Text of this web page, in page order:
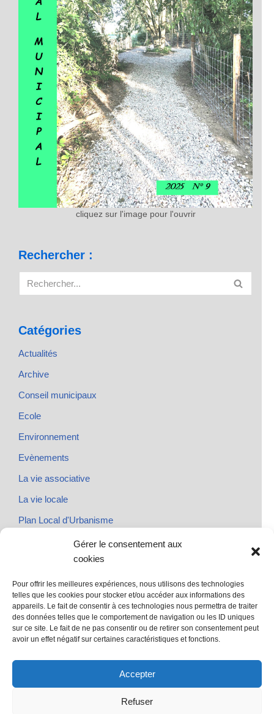
Gérer le consentement aux
cookies
Pour offrir les meilleures expériences, nous utilisons des technologies
telles que les cookies pour stocker et/ou accéder aux informations des
appareils. Le fait de consentir à ces technologies nous permettra de traiter
des données telles que le comportement de navigation ou les ID uniques
sur ce site. Le fait de ne pas consentir ou de retirer son consentement peut
avoir un effet négatif sur certaines caractéristiques et fonctions.
Accepter
Refuser
cliquez sur l'image pour l'ouvrir
Rechercher :
Catégories
Actualités
Archive
Conseil municipaux
Ecole
Environnement
Evènements
La vie associative
La vie locale
Plan Local d'Urbanisme
@ Sainte Marie des Champs
Mentions légales